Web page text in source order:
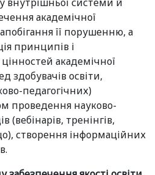
академічної
її порушенню, а
принципів і
академічної
здобувачів освіти,
педагогічних)
проведення науково-
(вебінарів, тренінгів,
створення інформаційних